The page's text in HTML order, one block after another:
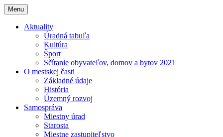
Menu
Aktuality
Úradná tabuľa
Kultúra
Šport
Sčítanie obyvateľov, domov a bytov 2021
O mestskej časti
Základné údaje
História
Územný rozvoj
Samospráva
Miestny úrad
Starosta
Miestne zastupiteľstvo